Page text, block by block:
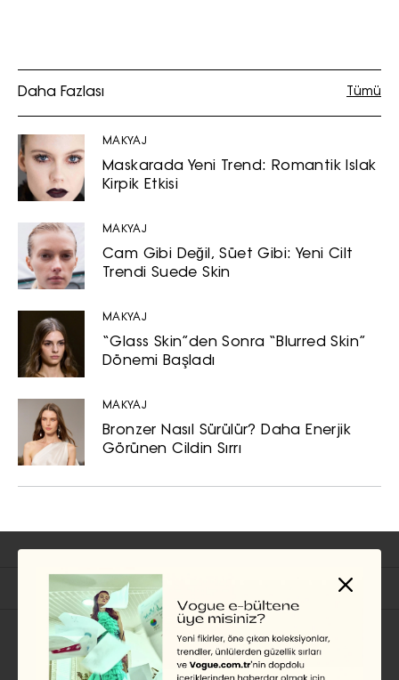
Daha Fazlası Tümü
MAKYAJ
Maskarada Yeni Trend: Romantik Islak
Kirpik Etkisi
MAKYAJ
Cam Gibi Değil, Süet Gibi: Yeni Cilt
Trendi Suede Skin
MAKYAJ
“Glass Skin”den Sonra “Blurred Skin”
Dönemi Başladı
MAKYAJ
Bronzer Nasıl Sürülür? Daha Enerjik
Görünen Cildin Sırrı
İlgili Başlıklar
GÜZELLIK